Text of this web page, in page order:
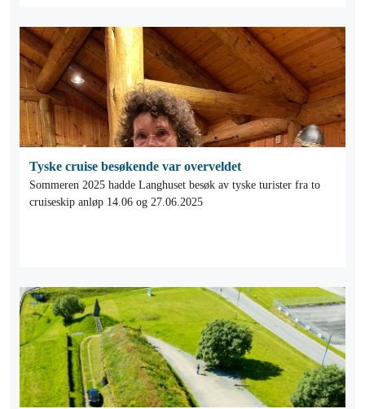
Tyske cruise besøkende var overveldet
Sommeren 2025 hadde Langhuset besøk av tyske turister fra to
cruiseskip anløp 14.06 og 27.06.2025